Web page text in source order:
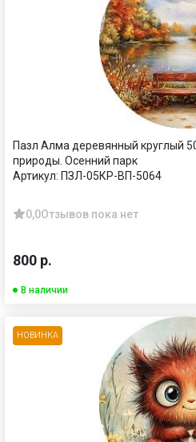
Пазл Алма деревянный круглый
природы. Осенний парк
Артикул: ПЗЛ-05КР-ВП-5064
0,0Отзывов пока нет
800 р.
В наличии
НОВИНКА